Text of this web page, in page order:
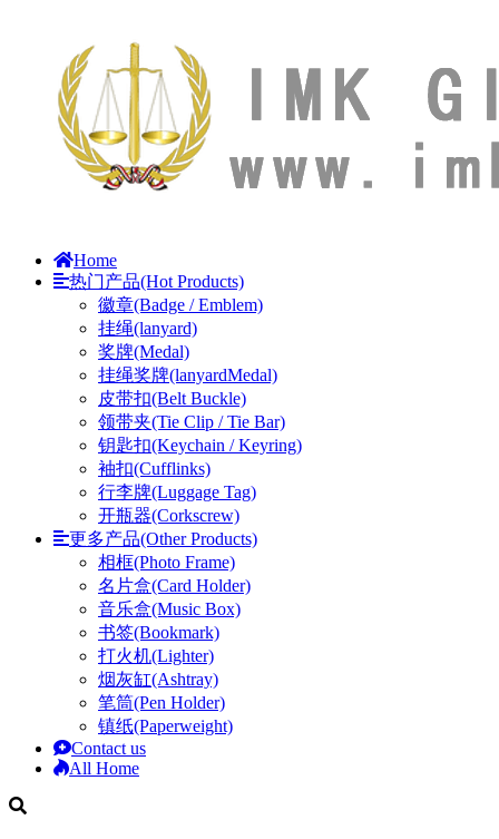
Home
热门产品(Hot Products)
徽章(Badge / Emblem)
挂绳(lanyard)
奖牌(Medal)
挂绳奖牌(lanyardMedal)
皮带扣(Belt Buckle)
领带夹(Tie Clip / Tie Bar)
钥匙扣(Keychain / Keyring)
袖扣(Cufflinks)
行李牌(Luggage Tag)
开瓶器(Corkscrew)
更多产品(Other Products)
相框(Photo Frame)
名片盒(Card Holder)
音乐盒(Music Box)
书签(Bookmark)
打火机(Lighter)
烟灰缸(Ashtray)
笔筒(Pen Holder)
镇纸(Paperweight)
Contact us
All Home